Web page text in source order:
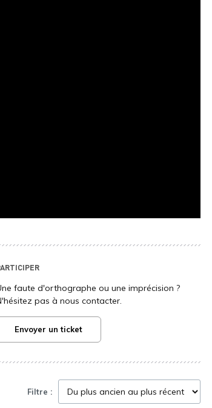
faute d'orthographe ou une imprécision ?
pas à nous contacter.
Envoyer un ticket
Filtre :